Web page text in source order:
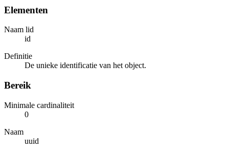
Elementen
Naam lid
id
Definitie
De unieke identificatie van het object.
Bereik
Minimale cardinaliteit
0
Naam
uuid